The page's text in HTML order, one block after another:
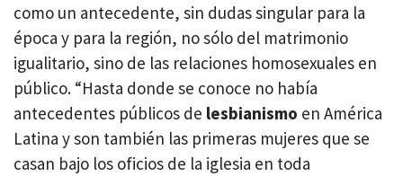
como un antecedente, sin dudas singular para la
época y para la región, no sólo del matrimonio
igualitario, sino de las relaciones homosexuales en
público. “Hasta donde se conoce no había
antecedentes públicos de lesbianismo en América
Latina y son también las primeras mujeres que se
casan bajo los oficios de la iglesia en toda